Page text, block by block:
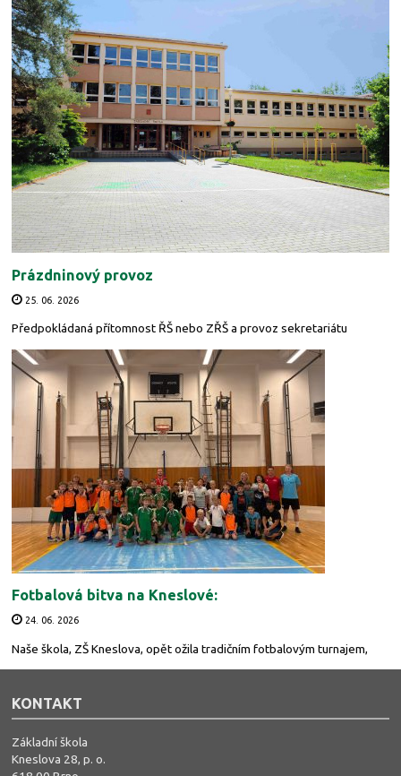
Prázdninový provoz
25. 06. 2026
Předpokládaná přítomnost ŘŠ nebo ZŘŠ a provoz sekretariátu
Fotbalová bitva na Kneslové:
24. 06. 2026
Naše škola, ZŠ Kneslova, opět ožila tradičním fotbalovým turnajem,
KONTAKT
Základní škola
Kneslova 28, p. o.